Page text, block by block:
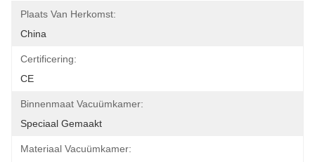
Plaats Van Herkomst:
China
Certificering:
CE
Binnenmaat Vacuümkamer:
Speciaal Gemaakt
Materiaal Vacuümkamer: